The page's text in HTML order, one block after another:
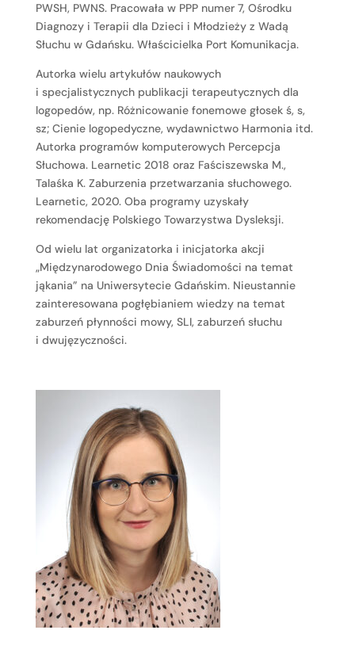
PWSH, PWNS. Pracowała w PPP numer 7, Ośrodku
Diagnozy i Terapii dla Dzieci i Młodzieży z Wadą
Słuchu w Gdańsku. Właścicielka Port Komunikacja.
Autorka wielu artykułów naukowych
i specjalistycznych publikacji terapeutycznych dla
logopedów, np. Różnicowanie fonemowe głosek ś, s,
sz; Cienie logopedyczne, wydawnictwo Harmonia itd.
Autorka programów komputerowych Percepcja
Słuchowa. Learnetic 2018 oraz Faściszewska M.,
Talaśka K. Zaburzenia przetwarzania słuchowego.
Learnetic, 2020. Oba programy uzyskały
rekomendację Polskiego Towarzystwa Dysleksji.
Od wielu lat organizatorka i inicjatorka akcji
„Międzynarodowego Dnia Świadomości na temat
jąkania” na Uniwersytecie Gdańskim. Nieustannie
zainteresowana pogłębianiem wiedzy na temat
zaburzeń płynności mowy, SLI, zaburzeń słuchu
i dwujęzyczności.